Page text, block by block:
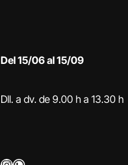
Del 15/06 al 15/09
Dll. a dv. de 9.00 h a 13.30 h